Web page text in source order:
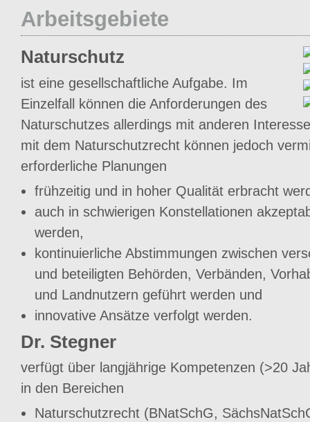
Arbeitsgebiete
Naturschutz
ist eine gesellschaftliche Aufgabe. Im
Einzelfall können die Anforderungen des
Naturschutzes allerdings mit anderen
mit dem Naturschutzrecht können jedoch
erforderliche Planungen
frühzeitig und in hoher Qualität erbracht
auch in schwierigen Konstellationen
werden,
kontinuierliche Abstimmungen zwischen
und beteiligten Behörden, Verbänden,
und Landnutzern geführt werden und
innovative Ansätze verfolgt werden.
Dr. Stegner
verfügt über langjährige Kompetenzen (>20
in den Bereichen
Naturschutzrecht (BNatSchG,